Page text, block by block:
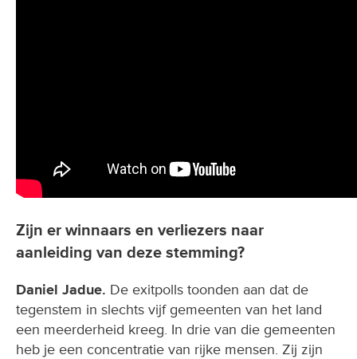
Zijn er winnaars en verliezers naar
aanleiding van deze stemming?
Daniel Jadue. De exitpolls toonden aan dat de
tegenstem in slechts vijf gemeenten van het land
een meerderheid kreeg. In drie van die gemeenten
heb je een concentratie van rijke mensen. Zij zijn